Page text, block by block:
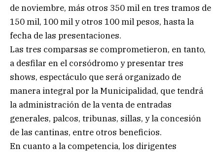
de noviembre, más otros 350 mil en tres tramos de
150 mil, 100 mil y otros 100 mil pesos, hasta la
fecha de las presentaciones.
Las tres comparsas se comprometieron, en tanto,
a desfilar en el corsódromo y presentar tres
shows, espectáculo que será organizado de
manera integral por la Municipalidad, que tendrá
la administración de la venta de entradas
generales, palcos, tribunas, sillas, y la concesión
de las cantinas, entre otros beneficios.
En cuanto a la competencia, los dirigentes